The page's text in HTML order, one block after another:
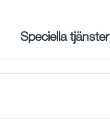
Speciella tjänster